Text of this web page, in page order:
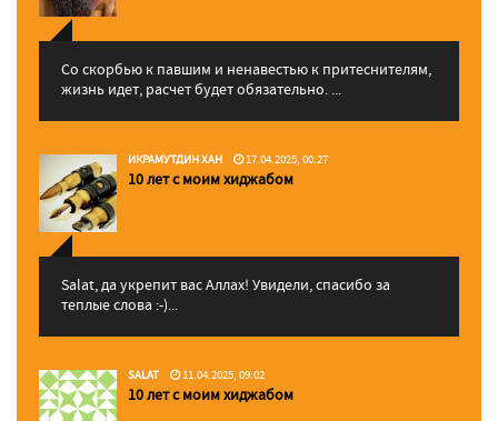
Со скорбью к павшим и ненавестью к притеснителям,
жизнь идет, расчет будет обязательно. ...
ИКРАМУТДИН ХАН 17.04.2025, 00:27
10 лет с моим хиджабом
Salat, да укрепит вас Аллаx! Увидели, спасибо за
теплые слова :-)...
SALAT 11.04.2025, 09:02
10 лет с моим хиджабом